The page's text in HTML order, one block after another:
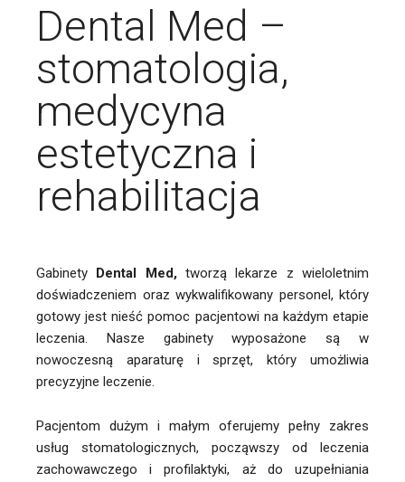
Dental Med –
stomatologia,
medycyna
estetyczna i
rehabilitacja
Gabinety Dental Med,tworzą lekarze z wieloletnim
doświadczeniem oraz wykwalifikowany personel, który
gotowy jest nieść pomoc pacjentowi na każdym etapie
leczenia. Nasze gabinety wyposażone są w
nowoczesną aparaturę i sprzęt, który umożliwia
precyzyjne leczenie.
Pacjentom dużym i małym oferujemy pełny zakres
usług stomatologicznych, począwszy od leczenia
zachowawczego i profilaktyki, aż do uzupełniania